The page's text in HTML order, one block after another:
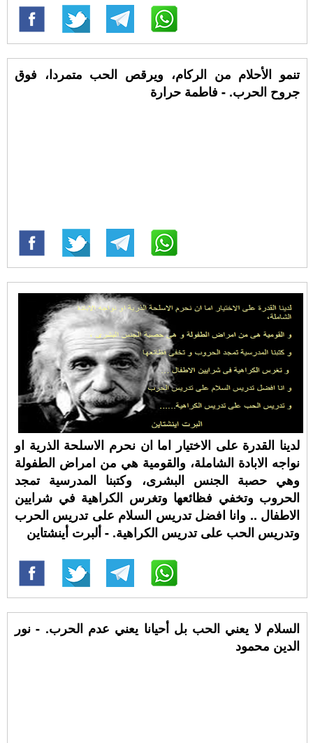
تنمو الأحلام من الركام، ويرقص الحب متمردا، فوق
جروح الحرب. - فاطمة حرارة
لدينا القدرة على الاختيار اما ان نحرم الاسلحة الذرية او
نواجه الابادة الشاملة، والقومية هي من امراض الطفولة
وهي حصبة الجنس البشرى، وكتبنا المدرسية تمجد
الحروب وتخفي فظائعها وتغرس الكراهية في شرايين
الاطفال .. وانا افضل تدريس السلام على تدريس الحرب
وتدريس الحب على تدريس الكراهية. - ألبرت أينشتاين
السلام لا يعني الحب بل أحيانا يعني عدم الحرب. - نور
الدين محمود